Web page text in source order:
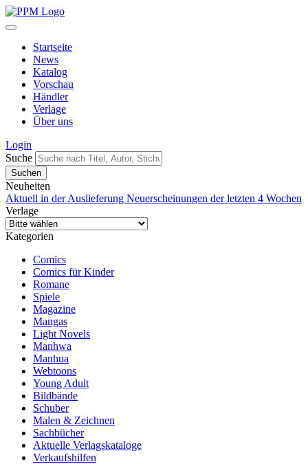
Startseite
News
Katalog
Vorschau
Händler
Verlage
Über uns
Login
Suche
Neuheiten
Aktuell in der Auslieferung Neuerscheinungen der letzten 4 Wochen
Verlage
Kategorien
Comics
Comics für Kinder
Romane
Spiele
Magazine
Mangas
Light Novels
Manhwa
Manhua
Webtoons
Young Adult
Bildbände
Schuber
Malen & Zeichnen
Sachbücher
Aktuelle Verlagskataloge
Verkaufshilfen